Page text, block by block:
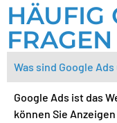
HÄUFIG
FRAGEN
Was sind Google
Google Ads ist das
können Sie